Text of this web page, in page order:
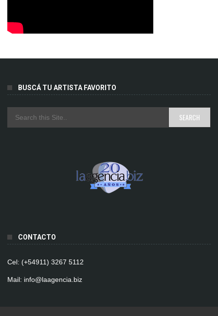
BUSCÁ TU ARTISTA FAVORITO
CONTACTO
Cel: (+54911) 3267 5112
Mail: info@laagencia.biz